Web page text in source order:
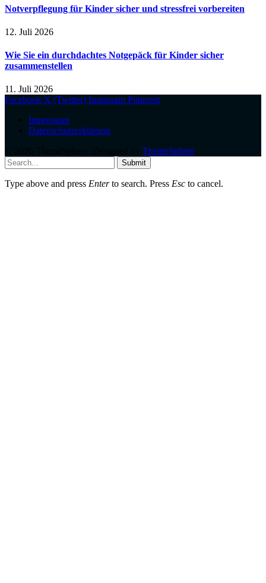
Notverpflegung für Kinder sicher und stressfrei vorbereiten
12. Juli 2026
Wie Sie ein durchdachtes Notgepäck für Kinder sicher
zusammenstellen
11. Juli 2026
Facebook X (Twitter) Instagram Pinterest
Impressum
Datenschutzerklärung
ThemeSphere
Submit
Type above and press Enterto search. Press Esc to cancel.